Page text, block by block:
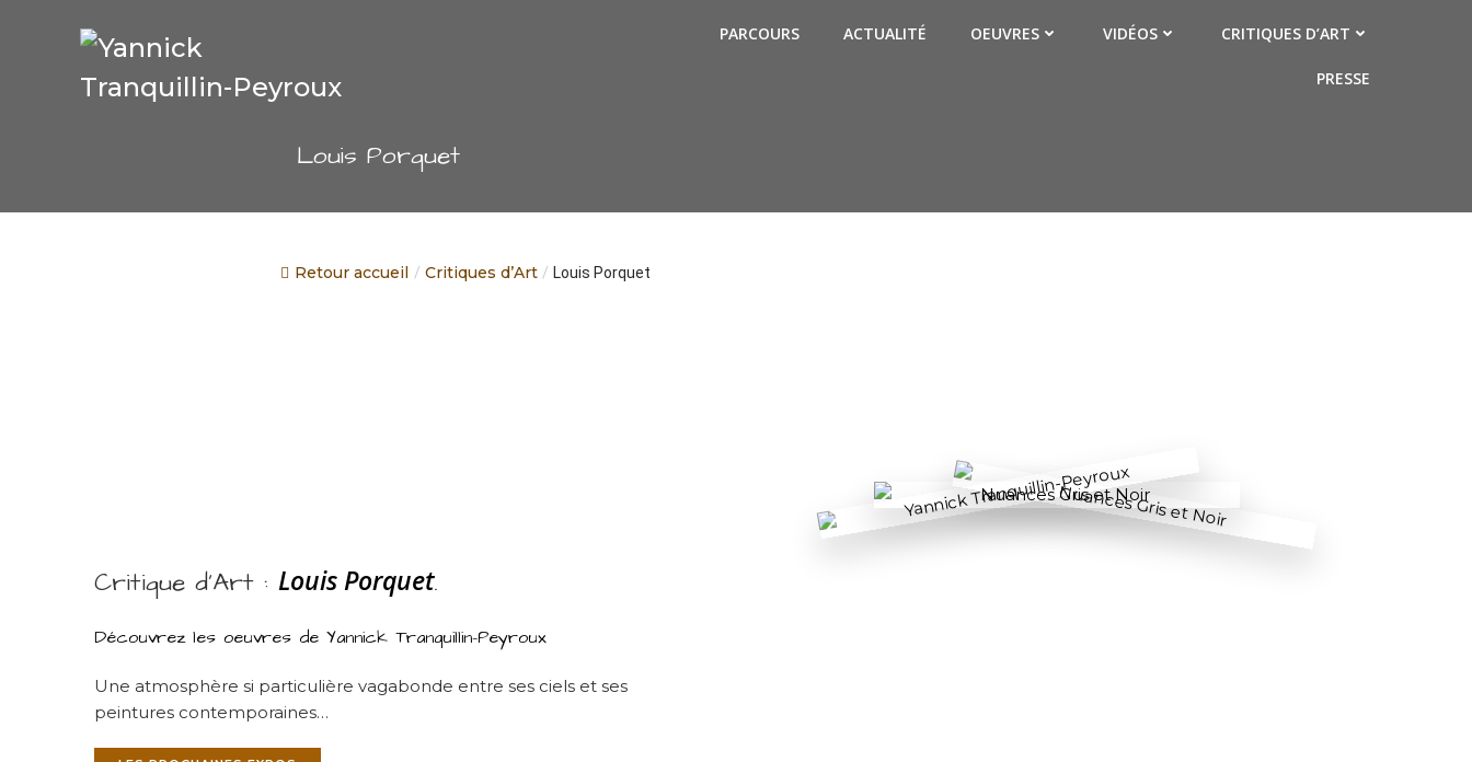
PARCOURS ACTUALITÉ OEUVRES VIDÉOS CRITIQUES D’ART
PRESSE
Louis Porquet
Retour accueil / Critiques d’Art / Louis Porquet
Critique d’Art : Louis Porquet.
Découvrez les oeuvres de Yannick Tranquillin-Peyroux
Une atmosphère si particulière vagabonde entre ses ciels et ses
peintures contemporaines…